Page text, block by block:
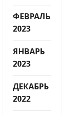
ФЕВРАЛЬ
2023
ЯНВАРЬ
2023
ДЕКАБРЬ
2022